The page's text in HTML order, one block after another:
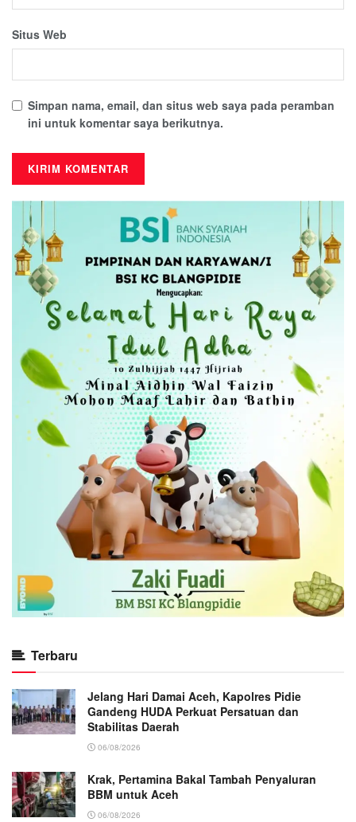
Situs Web
Simpan nama, email, dan situs web saya pada peramban
ini untuk komentar saya berikutnya.
Terbaru
Jelang Hari Damai Aceh, Kapolres Pidie
Gandeng HUDA Perkuat Persatuan dan
Stabilitas Daerah
06/08/2026
Krak, Pertamina Bakal Tambah Penyaluran
BBM untuk Aceh
06/08/2026